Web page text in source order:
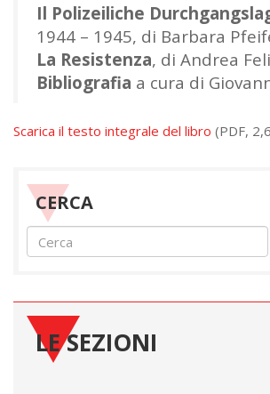
Il Polizeiliche
1944 – 1945, di Barbara
La Resistenza, di Andrea
Bibliografia a cura di
Scarica il testo integrale del libro (PDF,
CERCA
LE SEZIONI